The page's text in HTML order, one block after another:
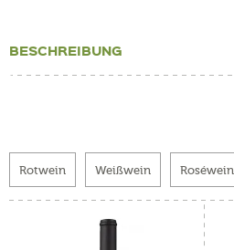
BESCHREIBUNG
Rotwein Weißwein Roséwein